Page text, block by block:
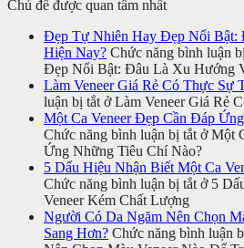
Chủ đề được quan tâm nhất
Đẹp Tự Nhiên Hay Đẹp Nổi Bật:
Hiện Nay? Chức năng bình luận
Đẹp Nổi Bật: Đâu Là Xu Hướng
Làm Veneer Giá Rẻ Có Thực Sự
luận bị tắtở Làm Veneer Giá Rẻ
Một Ca Veneer Đẹp Cần Đáp
Chức năng bình luận bị tắtở Một
Ứng Những Tiêu Chí Nào?
5 Dấu Hiệu Nhận Biết Một Ca
Chức năng bình luận bị tắtở 5
Veneer Kém Chất Lượng
Người Có Da Ngăm Nên Chọn
Sang Hơn? Chức năng bình luận